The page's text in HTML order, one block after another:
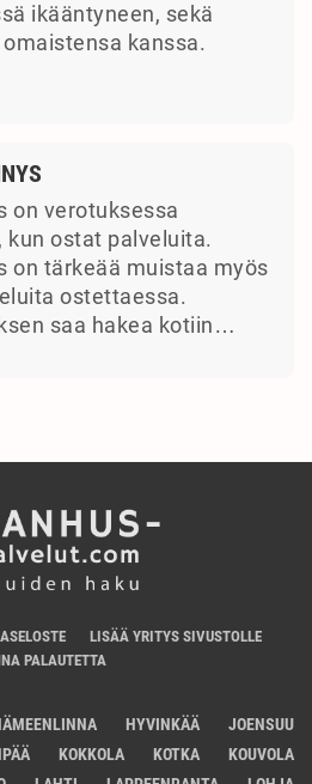
ikääntyneen, sekä
kanssa.
on verotuksessa
kun ostat palveluita.
on tärkeää muistaa myös
ostettaessa.
saa hakea kotiin…
LISÄÄ YRITYS SIVUSTOLLE
PALAUTETTA
HYVINKÄÄ
JOENSUU
KOKKOLA KOTKA
KOUVOLA